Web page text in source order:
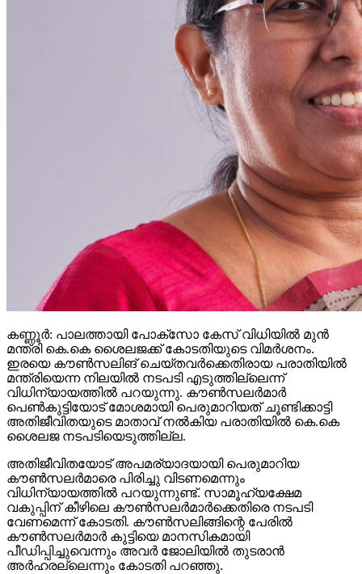
കണ്ണൂര്‍: പാലത്തായി പോക്സോ കേസ് വിധിയില്‍ മുന്‍
മന്ത്രി കെ.കെ ശൈലജക്ക് കോടതിയുടെ വിമര്‍ശനം.
ഇരയെ കൗണ്‍സലിങ് ചെയ്തവര്‍ക്കെതിരായ പരാതിയില്‍
മന്ത്രിയെന്ന നിലയില്‍ നടപടി എടുത്തില്ലെന്ന്
വിധിന്യായത്തില്‍ പറയുന്നു. കൗണ്‍സലര്‍മാര്‍
പെണ്‍കുട്ടിയോട് മോശമായി പെരുമാറിയത് ചൂണ്ടിക്കാട്ടി
അതിജീവിതയുടെ മാതാവ് നല്‍കിയ പരാതിയില്‍ കെ.കെ
ശൈലജ നടപടിയെടുത്തില്ല.
അതിജീവിതയോട് അപമര്യാദയായി പെരുമാറിയ
കൗണ്‍സലര്‍മാരെ പിരിച്ചു വിടണമെന്നും
വിധിന്യായത്തില്‍ പറയുന്നുണ്ട്. സാമൂഹ്യക്ഷേമ
വകുപ്പിന് കീഴിലെ കൗണ്‍സലര്‍മാര്‍ക്കെതിരെ നടപടി
വേണമെന്ന് കോടതി. കൗണ്‍സലിങ്ങിന്റെ പേരില്‍
കൗണ്‍സലര്‍മാര്‍ കുട്ടിയെ മാനസികമായി
പീഡിപ്പിച്ചുവെന്നും അവര്‍ ജോലിയില്‍ തുടരാന്‍
അര്‍ഹരല്ലെന്നും കോടതി പറഞ്ഞു.